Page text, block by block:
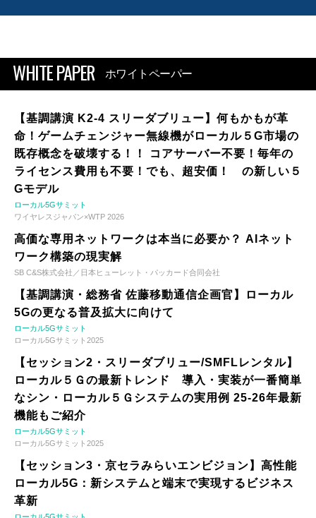
WHITE PAPER ホワイトペーパー
【基調講演 K2-4 スリーダブリュー】何もかもが革
命！ゲームチェンジャー無線機がローカル５G市場の
既存概念を破壊する！！ コアサーバー不要！毎年の
ライセンス費用も不要！でも、超安価！ の新しい５
Gモデル
ローカル5Gサミット
ワイヤレスジャパン×WTP 2026
高価な専用ネットワークは本当に必要か？ AIネット
ワーク構築の現実解
SB C&S株式会社／日本ヒューレット・パッカード合同会社
【基調講演・総務省 佐藤移動通信企画官】ローカル
5Gの更なる普及拡大に向けて
ローカル5Gサミット
ローカル5Gサミット2025
【セッション2・スリーダブリュー/SMFLレンタル】
ローカル５Ｇの最新トレンド 導入・実装が一番簡単
なシン・ローカル５Ｇシステムの実用例 25-26年最新
機能もご紹介
ローカル5Gサミット
ローカル5Gサミット2025
【セッション3・京セラみらいエンビジョン】高性能
ローカル5G：新システムと端末で実現するビジネス
革新